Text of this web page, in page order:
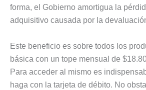
forma, el Gobierno amortigua la
adquisitivo causada por la
Este beneficio es sobre todos los
básica con un tope mensual de
Para acceder al mismo es
haga con la tarjeta de débito. No